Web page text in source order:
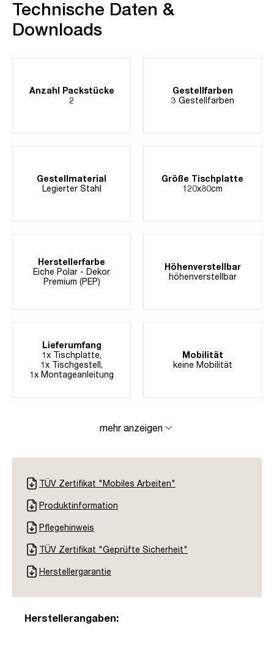
Technische Daten &
Downloads
Anzahl Packstücke
2
Gestellfarben
3 Gestellfarben
Gestellmaterial
Legierter Stahl
Größe Tischplatte
120x80cm
Herstellerfarbe
Eiche Polar - Dekor
Premium (PEP)
Höhenverstellbar
höhenverstellbar
Lieferumfang
1x Tischplatte,
1x Tischgestell,
1x Montageanleitung
Mobilität
keine Mobilität
mehr anzeigen
TÜV Zertifikat "Mobiles Arbeiten"
Produktinformation
Pflegehinweis
TÜV Zertifikat "Geprüfte Sicherheit"
Herstellergarantie
Herstellerangaben: